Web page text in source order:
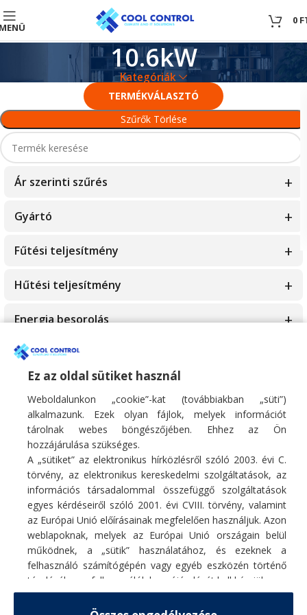
0 0
10.6kW
Kategóriák
TERMÉKVÁLASZTÓ
Szűrők Törlése
Ár szerinti szűrés
Gyártó
Hamilton Digital
Fűtési teljesítmény
10.8kW
10kW
11.1kW
11.7kW
12.3kW
12kW
13.4kW
13.5kW
15.5kW
16.1kW
Hűtési teljesítmény
10.6kW
12.1kW
12.3kW
13.4kW
14.1kW
15.2kW
15kW
2.0kW
Energia besorolás
A+
A++
A+++
Wi-fi
Igen
Opcionális
Fő profilunk hűtő/fűtő légkondicionáló berendezések, hőszivattyúk
értékesítése, szakszerű telepítése, karbantartása, tisztítása, javítása.
E-mail:info@coolcontrol.hu
Telefon: +36 (30) 978-0649
Telefon: +36 (30) 542-0613
Ez az oldal sütiket használ
Weboldalunkon „cookie”-kat (továbbiakban „süti”)
alkalmazunk. Ezek olyan fájlok, melyek információt
tárolnak webes böngészőjében. Ehhez az Ön
hozzájárulása szükséges.
A „sütiket” az elektronikus hírközlésről szóló 2003. évi C.
törvény, az elektronikus kereskedelmi szolgáltatások, az
információs társadalommal összefüggő szolgáltatások
egyes kérdéseiről szóló 2001. évi CVIII. törvény, valamint
az Európai Unió előírásainak megfelelően használjuk. Azon
weblapoknak, melyek az Európai Unió országain belül
működnek, a „sütik” használatához, és ezeknek a
felhasználó számítógépén vagy egyéb eszközén történő
tárolásához a felhasználók hozzájárulását kell kérniük.